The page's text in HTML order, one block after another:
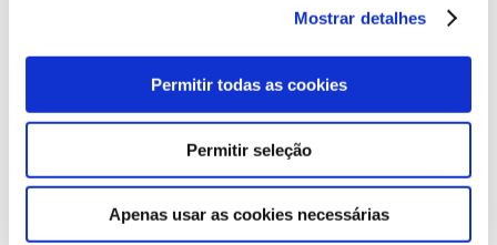
Mostrar detalhes
Permitir todas as cookies
Permitir seleção
Apenas usar as cookies necessárias
Lista de Publicações
Atualizações da Google: para onde a
Google está a caminhar
Google UCP e Universal Cart: compras
dentro da Google